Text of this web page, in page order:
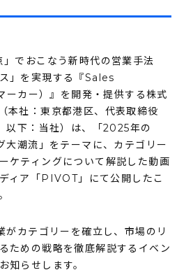
でおこなう新時代の営業手法
」を実現する『Sales
カー）』を開発・提供する株式
社：東京都港区、代表取締役
以下：当社）は、「2025年の
潮流」をテーマに、カテゴリー
ケティングについて解説した動画
ィア「PIVOT」にて公開したこ
カテゴリーを確立し、市場のリ
ための戦略を徹底解説するイベン
知らせします。